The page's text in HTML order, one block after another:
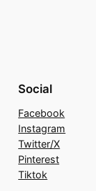
Social
Facebook
Instagram
Twitter/X
Pinterest
Tiktok